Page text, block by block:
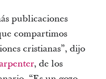
publicaciones
compartimos
cristianas”, dijo
, de los